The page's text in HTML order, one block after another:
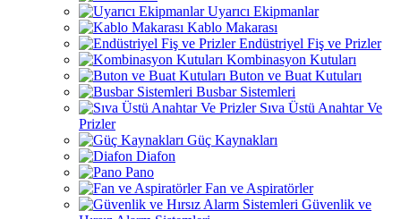
Uyarıcı Ekipmanlar
Kablo Makarası
Endüstriyel Fiş ve Prizler
Kombinasyon Kutuları
Buton ve Buat Kutuları
Busbar Sistemleri
Sıva Üstü Anahtar Ve
Prizler
Güç Kaynakları
Diafon
Pano
Fan ve Aspiratörler
Güvenlik ve